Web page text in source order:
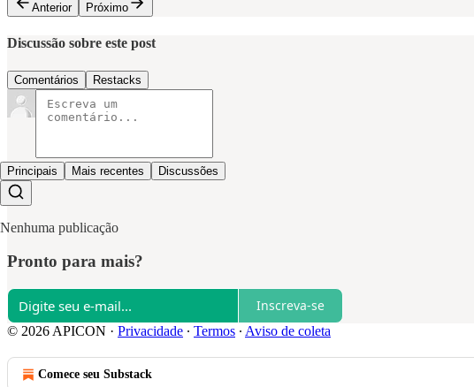
Anterior
Próximo
Discussão sobre este post
Comentários Restacks
Principais Mais recentes Discussões
Nenhuma publicação
Pronto para mais?
Inscreva-se
© 2026 APICON · Privacidade ∙ Termos ∙ Aviso de coleta
Comece seu Substack